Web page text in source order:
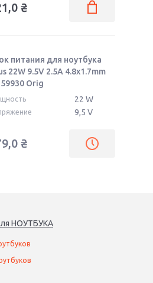
₴
питания для ноутбука
22W 9.5V 2.5A 4.8x1.7mm
Orig
22 W
9,5 V
₴
НОУТБУКА